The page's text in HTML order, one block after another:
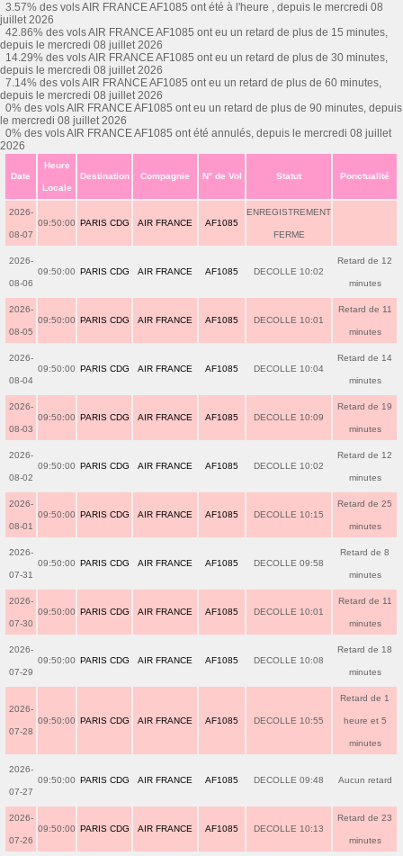
3.57% des vols AIR FRANCE AF1085 ont été à l'heure , depuis le mercredi 08
juillet 2026
42.86% des vols AIR FRANCE AF1085 ont eu un retard de plus de 15 minutes,
depuis le mercredi 08 juillet 2026
14.29% des vols AIR FRANCE AF1085 ont eu un retard de plus de 30 minutes,
depuis le mercredi 08 juillet 2026
7.14% des vols AIR FRANCE AF1085 ont eu un retard de plus de 60 minutes,
depuis le mercredi 08 juillet 2026
0% des vols AIR FRANCE AF1085 ont eu un retard de plus de 90 minutes, depuis
le mercredi 08 juillet 2026
0% des vols AIR FRANCE AF1085 ont été annulés, depuis le mercredi 08 juillet
2026
Date
Heure
Locale
Destination Compagnie N° de Vol Statut Ponctualité
2026-
08-07
09:50:00 PARIS CDG AIR FRANCE AF1085
ENREGISTREMENT
FERME
2026-
08-06
09:50:00 PARIS CDG AIR FRANCE AF1085 DECOLLE 10:02
Retard de 12
minutes
2026-
08-05
09:50:00 PARIS CDG AIR FRANCE AF1085 DECOLLE 10:01
Retard de 11
minutes
2026-
08-04
09:50:00 PARIS CDG AIR FRANCE AF1085 DECOLLE 10:04
Retard de 14
minutes
2026-
08-03
09:50:00 PARIS CDG AIR FRANCE AF1085 DECOLLE 10:09
Retard de 19
minutes
2026-
08-02
09:50:00 PARIS CDG AIR FRANCE AF1085 DECOLLE 10:02
Retard de 12
minutes
2026-
08-01
09:50:00 PARIS CDG AIR FRANCE AF1085 DECOLLE 10:15
Retard de 25
minutes
2026-
07-31
09:50:00 PARIS CDG AIR FRANCE AF1085 DECOLLE 09:58
Retard de 8
minutes
2026-
07-30
09:50:00 PARIS CDG AIR FRANCE AF1085 DECOLLE 10:01
Retard de 11
minutes
2026-
07-29
09:50:00 PARIS CDG AIR FRANCE AF1085 DECOLLE 10:08
Retard de 18
minutes
2026-
07-28
09:50:00 PARIS CDG AIR FRANCE AF1085 DECOLLE 10:55
Retard de 1
heure et 5
minutes
2026-
07-27
09:50:00 PARIS CDG AIR FRANCE AF1085 DECOLLE 09:48 Aucun retard
2026-
07-26
09:50:00 PARIS CDG AIR FRANCE AF1085 DECOLLE 10:13
Retard de 23
minutes